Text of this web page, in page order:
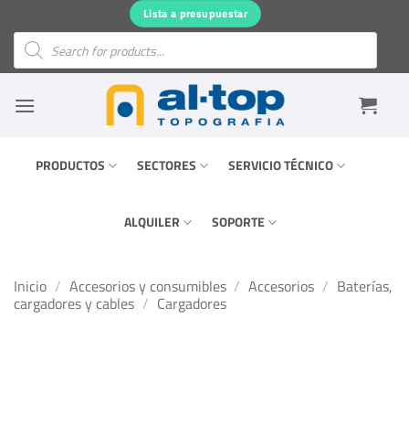
contenido
Lista a presupuestar
Búsqueda
productos
PRODUCTOS SECTORES SERVICIO TÉCNICO
ALQUILER SOPORTE
Inicio / Accesorios y consumibles / Accesorios / Baterías,
cargadores y cables / Cargadores